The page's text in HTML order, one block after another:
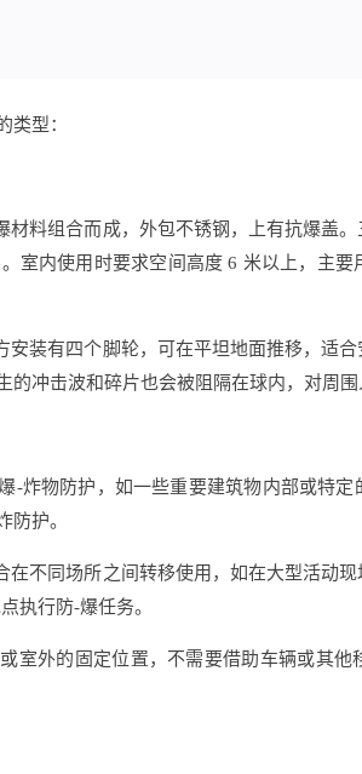
类型：
料组合而成，外包不锈钢，上有抗爆盖
室内使用时要求空间高度 6 米以上，主
装有四个脚轮，可在平坦地面推移，适
冲击波和碎片也会被阻隔在球内，对周
-炸物防护，如一些重要建筑物内部或特
防护。
不同场所之间转移使用，如在大型活动
执行防-爆任务。
室外的固定位置，不需要借助车辆或其